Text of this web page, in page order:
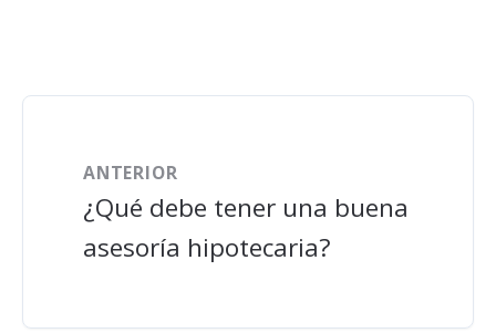
ANTERIOR
¿Qué debe tener una buena
asesoría hipotecaria?